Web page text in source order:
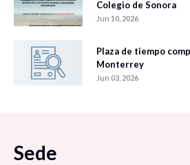
Colegio de Sonora
Jun 10, 2026
Plaza de tiempo
Monterrey
Jun 03, 2026
Sede